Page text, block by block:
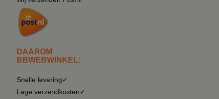
DAAROM
BBWEBWINKEL:
Snelle levering✓
Lage verzendkosten✓